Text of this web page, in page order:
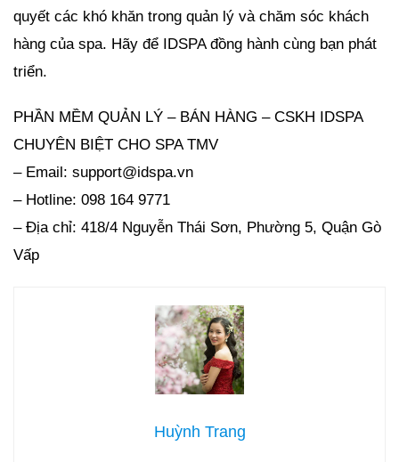
quyết các khó khăn trong quản lý và chăm sóc khách
hàng của spa. Hãy để IDSPA đồng hành cùng bạn phát
triển.
PHẦN MỀM QUẢN LÝ – BÁN HÀNG – CSKH IDSPA
CHUYÊN BIỆT CHO SPA TMV
– Email: support@idspa.vn
– Hotline: 098 164 9771
– Địa chỉ: 418/4 Nguyễn Thái Sơn, Phường 5, Quận Gò
Vấp
Huỳnh Trang